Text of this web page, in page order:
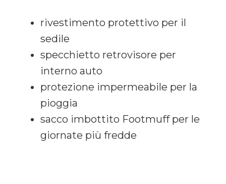
rivestimento protettivo per il
sedile
specchietto retrovisore per
interno auto
protezione impermeabile per la
pioggia
sacco imbottito Footmuff per le
giornate più fredde